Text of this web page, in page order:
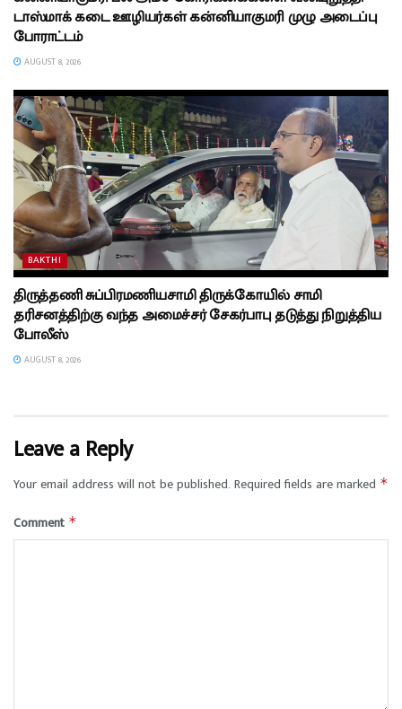
டாஸ்மாக் கடை ஊழியர்கள் கன்னியாகுமரி முழு அடைப்பு
போராட்டம்
AUGUST 8, 2026
BAKTHI
திருத்தணி சுப்பிரமணியசாமி திருக்கோயில் சாமி
தரிசனத்திற்கு வந்த அமைச்சர் சேகர்பாபு தடுத்து நிறுத்திய
போலீஸ்
AUGUST 8, 2026
Leave a Reply
Your email address will not be published. Required fields are marked *
Comment *